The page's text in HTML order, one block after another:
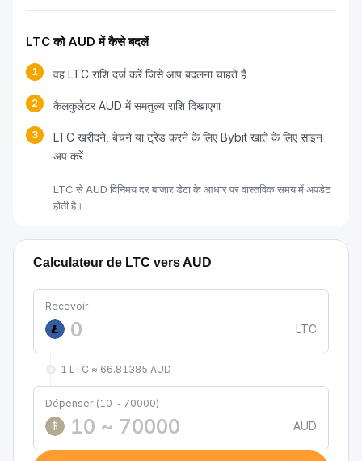
LTC को AUD में कैसे बदलें
1 वह LTC राशि दर्ज करें जिसे आप बदलना चाहते हैं
2 कैलकुलेटर AUD में समतुल्य राशि दिखाएगा
3
LTC खरीदने, बेचने या ट्रेड करने के लिए Bybit खाते के लिए साइन
अप करें
LTC से AUD विनिमय दर बाजार डेटा के आधार पर वास्तविक समय में अपडेट
होती है।
Calculateur de LTC vers AUD
Recevoir
LTC
1 LTC ≈ 66.81385 AUD
Dépenser (10 ~ 70000)
$
AUD